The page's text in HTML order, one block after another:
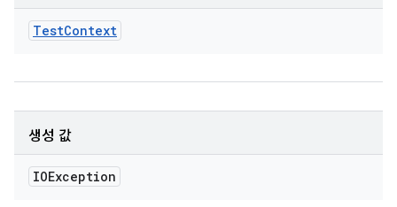
TestContext
생성 값
IOException